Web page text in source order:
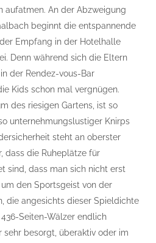
aufatmen. An der Abzweigung
beginnt die entspannende
Empfang in der Hotelhalle
Denn während sich die Eltern
der Rendez-vous-Bar
Kids schon mal vergnügen.
des riesigen Gartens, ist so
unternehmungslustiger Knirps
steht an oberster
dass die Ruheplätze für
sind, dass man sich nicht erst
den Sportsgeist von der
die angesichts dieser Spieldichte
Seiten-Wälzer endlich
sehr besorgt, überaktiv oder im